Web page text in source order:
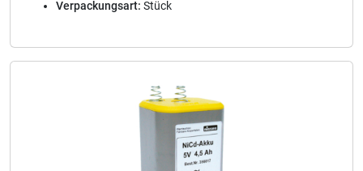
Verpackungsart: Stück